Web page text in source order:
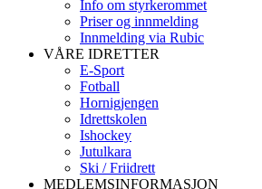
Info om styrkerommet
Priser og innmelding
Innmelding via Rubic
VÅRE IDRETTER
E-Sport
Fotball
Hornigjengen
Idrettskolen
Ishockey
Jutulkara
Ski / Friidrett
MEDLEMSINFORMASJON